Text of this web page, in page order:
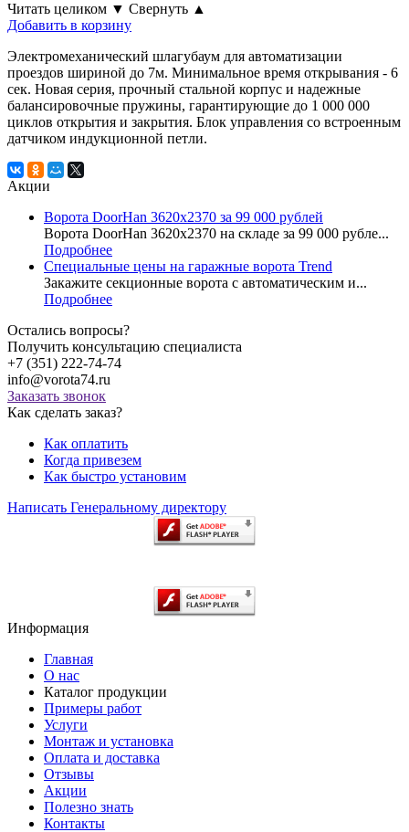
Читать целиком ▼ Свернуть ▲
Добавить в корзину
Электромеханический шлагубаум для автоматизации
проездов шириной до 7м. Минимальное время открывания - 6
сек. Новая серия, прочный стальной корпус и надежные
балансировочные пружины, гарантирующие до 1 000 000
циклов открытия и закрытия. Блок управления со встроенным
датчиком индукционной петли.
Акции
Ворота DoorHan 3620x2370 за 99 000 рублей
Ворота DoorHan 3620x2370 на складе за 99 000 рубле...
Подробнее
Специальные цены на гаражные ворота Trend
Закажите секционные ворота с автоматическим и...
Подробнее
Остались вопросы?
Получить консультацию специалиста
+7 (351) 222-74-74
info@vorota74.ru
Заказать звонок
Как сделать заказ?
Как оплатить
Когда привезем
Как быстро установим
Написать Генеральному директору
Информация
Главная
О нас
Каталог продукции
Примеры работ
Услуги
Монтаж и установка
Оплата и доставка
Отзывы
Акции
Полезно знать
Контакты